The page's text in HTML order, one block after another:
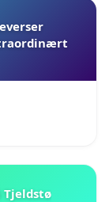
Tjeldstø